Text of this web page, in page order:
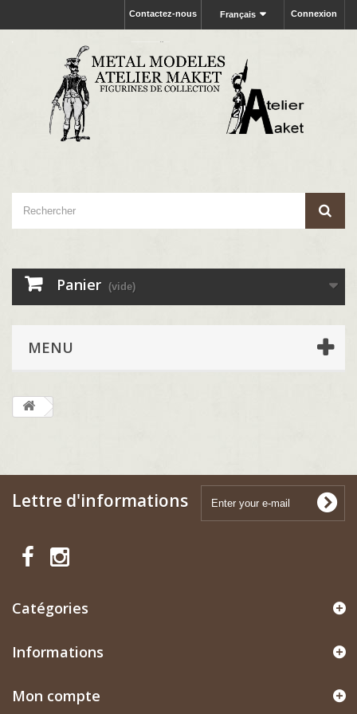
Connexion
Français
Contactez-nous
Panier (vide)
MENU
Lettre d'informations
Catégories
Informations
Mon compte